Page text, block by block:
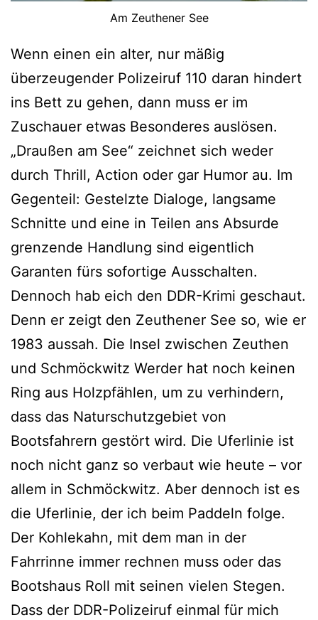
Am Zeuthener See
Wenn einen ein alter, nur mäßig
überzeugender Polizeiruf 110 daran hindert
ins Bett zu gehen, dann muss er im
Zuschauer etwas Besonderes auslösen.
„Draußen am See“ zeichnet sich weder
durch Thrill, Action oder gar Humor au. Im
Gegenteil: Gestelzte Dialoge, langsame
Schnitte und eine in Teilen ans Absurde
grenzende Handlung sind eigentlich
Garanten fürs sofortige Ausschalten.
Dennoch hab eich den DDR-Krimi geschaut.
Denn er zeigt den Zeuthener See so, wie er
1983 aussah. Die Insel zwischen Zeuthen
und Schmöckwitz Werder hat noch keinen
Ring aus Holzpfählen, um zu verhindern,
dass das Naturschutzgebiet von
Bootsfahrern gestört wird. Die Uferlinie ist
noch nicht ganz so verbaut wie heute – vor
allem in Schmöckwitz. Aber dennoch ist es
die Uferlinie, der ich beim Paddeln folge.
Der Kohlekahn, mit dem man in der
Fahrrinne immer rechnen muss oder das
Bootshaus Roll mit seinen vielen Stegen.
Dass der DDR-Polizeiruf einmal für mich